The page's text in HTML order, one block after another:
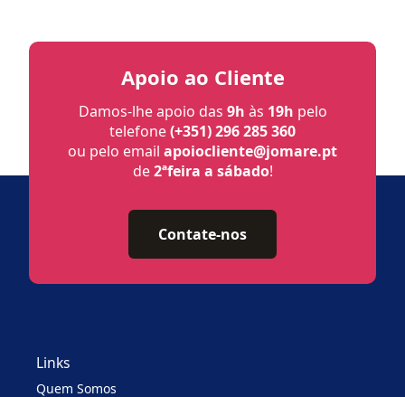
Apoio ao Cliente
Damos-lhe apoio das 9h às 19h pelo
telefone(+351) 296 285 360
ou pelo email apoiocliente@jomare.pt
de2ªfeira a sábado!
Contate-nos
Links
Quem Somos